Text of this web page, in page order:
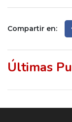
Compartir en:
Últimas